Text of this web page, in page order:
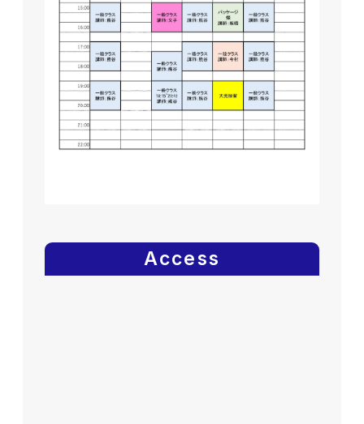
Access